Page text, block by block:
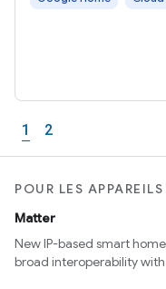
1 2
POUR LES APPAREILS
Matter
New IP-based smart
broad interoperability